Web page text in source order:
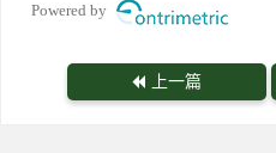
Powered by
上一篇